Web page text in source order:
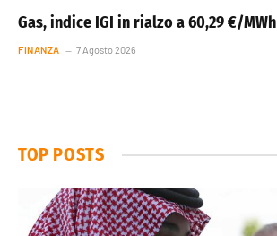
Gas, indice IGI in rialzo a 60,29 €/MWh
FINANZA 7 Agosto 2026
TOP POSTS